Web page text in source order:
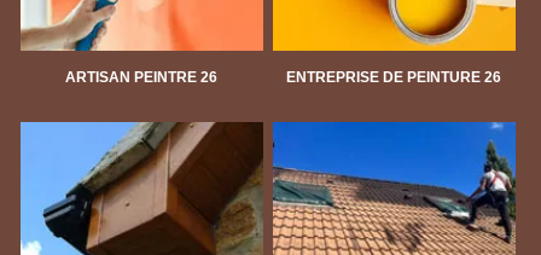
ARTISAN PEINTRE 26 ENTREPRISE DE PEINTURE 26